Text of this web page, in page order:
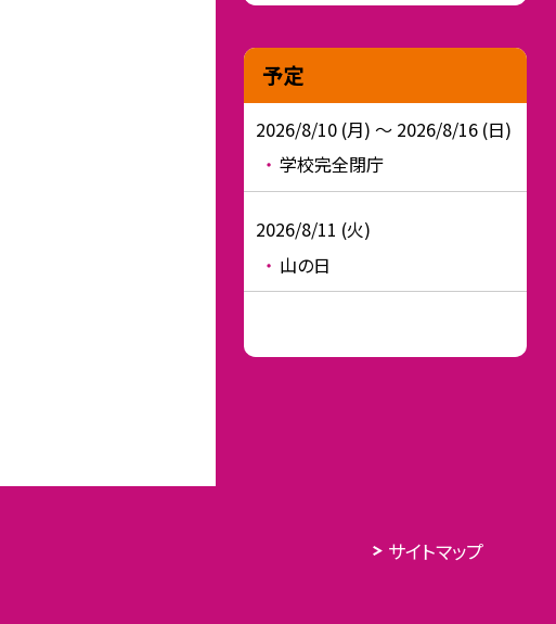
予定
2026/8/10 (月) ～ 2026/8/16 (日)
学校完全閉庁
2026/8/11 (火)
山の日
サイトマップ